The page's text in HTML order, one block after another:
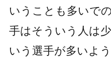
いうことも多いで
手はそういう人は
いう選手が多いよう